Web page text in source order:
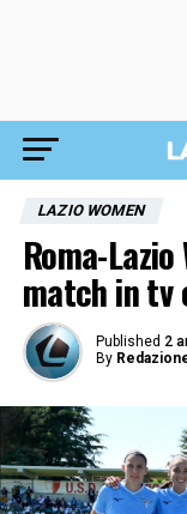
LAZIO WOMEN
Roma-
match in tv
Published 2
By